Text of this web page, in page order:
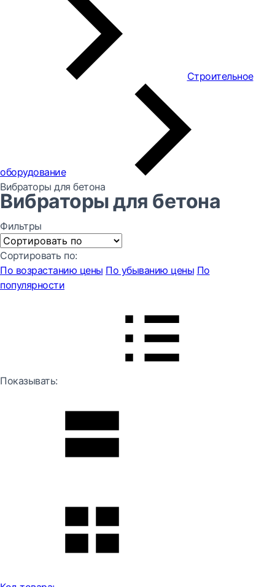
Строительное
оборудование
Вибраторы для бетона
Вибраторы для бетона
Фильтры
Сортировать по:
По возрастанию цены По убыванию цены По
популярности
Показывать: